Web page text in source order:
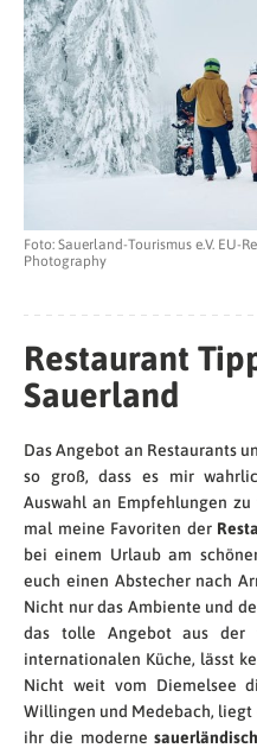
Foto: Sauerland-Tourismus e.V. EU-
Photography
Restaurant
Sauerland
Das Angebot an Restaurants
so groß, dass es mir
Auswahl an Empfehlungen
mal meine Favoriten der
bei einem Urlaub am
euch einen Abstecher nach
Nicht nur das Ambiente und
das tolle Angebot aus der
internationalen Küche, lässt
Nicht weit vom Diemelsee
Willingen und Medebach, liegt
ihr die moderne